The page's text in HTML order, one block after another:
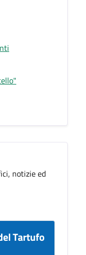
notizie ed
Tartufo